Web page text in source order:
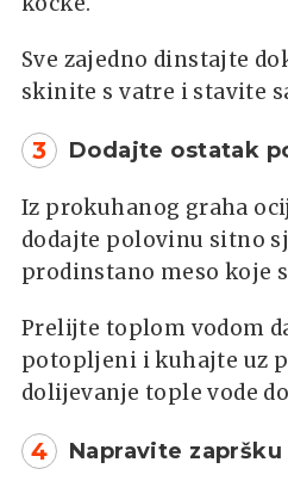
Sve zajedno dinstajte
skinite s vatre i stavite
3 Dodajte ostatak
Iz prokuhanog graha
dodajte polovinu sitno
prodinstano meso koje
Prelijte toplom vodom
potopljeni i kuhajte uz
dolijevanje tople vode
4 Napravite zapršku